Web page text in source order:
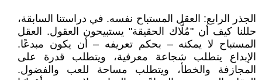
الجذر الرابع: العقل المستباح نفسه. في دراستنا السابقة،
حللنا كيف أن "مُلَّاك الحقيقة" يستبيحون العقول. العقل
المستباح لا يمكنه – بحكم تعريفه – أن يكون مبدعًا.
الإبداع يتطلب شجاعة معرفية، ويتطلب قدرة على
المجازفة والخطأ، ويتطلب مساحة للعب والفضول.